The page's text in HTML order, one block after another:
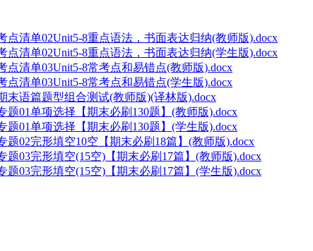
清单02Unit5-8重点语法，书面表达归纳(教师版).docx
清单02Unit5-8重点语法，书面表达归纳(学生版).docx
清单03Unit5-8常考点和易错点(教师版).docx
清单03Unit5-8常考点和易错点(学生版).docx
末语篇题型组合测试(教师版)(译林版).docx
01单项选择【期末必刷130题】(教师版).docx
01单项选择【期末必刷130题】(学生版).docx
02完形填空10空【期末必刷18篇】(教师版).docx
03完形填空(15空)【期末必刷17篇】(教师版).docx
03完形填空(15空)【期末必刷17篇】(学生版).docx